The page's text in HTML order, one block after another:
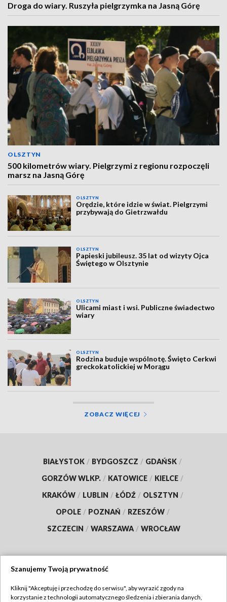
Droga do wiary. Ruszyła pielgrzymka na Jasną Górę
OLSZTYN
500 kilometrów wiary. Pielgrzymi z regionu rozpoczęli
marsz na Jasną Górę
OLSZTYN
Orędzie, które idzie w świat. Pielgrzymi
przybywają do Gietrzwałdu
OLSZTYN
Papieski jubileusz. 35 lat od wizyty Ojca
Świętego w Olsztynie
OLSZTYN
Ulicami miast i wsi. Publiczne świadectwo
wiary
OLSZTYN
Rodzina buduje wspólnotę. Święto Cerkwi
greckokatolickiej w Morągu
ZOBACZ WIĘCEJ
BIAŁYSTOK / BYDGOSZCZ / GDAŃSK /
GORZÓW WLKP. / KATOWICE / KIELCE /
KRAKÓW / LUBLIN / ŁÓDŹ / OLSZTYN /
OPOLE / POZNAŃ / RZESZÓW /
SZCZECIN / WARSZAWA / WROCŁAW
TVP
Szanujemy Twoją prywatność
Kliknij "Akceptuję i przechodzę do serwisu", aby wyrazić zgody na
korzystanie z technologii automatycznego śledzenia i zbierania danych,